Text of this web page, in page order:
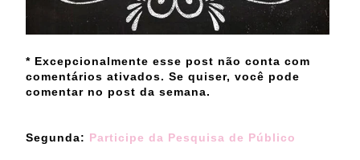
* Excepcionalmente esse post não conta com
comentários ativados. Se quiser, você pode
comentar no post da semana.
Segunda: Participe da Pesquisa de Público